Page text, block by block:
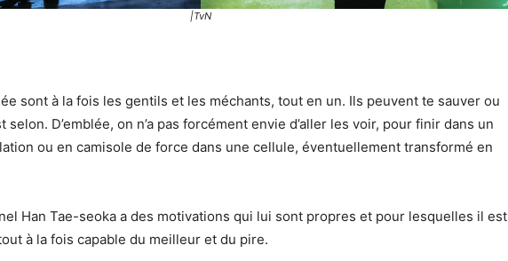
|TvN
sont à la fois les gentils et les méchants, tout en un. Ils peuvent te sauver ou
selon. D’emblée, on n’a pas forcément envie d’aller les voir, pour finir dans un
ou en camisole de force dans une cellule, éventuellement transformé en
Han Tae-seoka a des motivations qui lui sont propres et pour lesquelles il est
à la fois capable du meilleur et du pire.